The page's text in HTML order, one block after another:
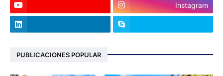
Instagram
PUBLICACIONES POPULAR